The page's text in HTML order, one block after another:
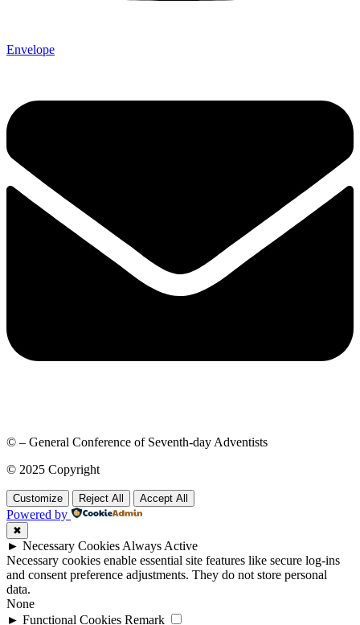
Envelope
© – General Conference of Seventh-day Adventists
© 2025 Copyright
Customize Reject All Accept All
Powered by
✖
► Necessary Cookies Always Active
Necessary cookies enable essential site features like secure log-ins
and consent preference adjustments. They do not store personal
data.
None
► Functional Cookies Remark